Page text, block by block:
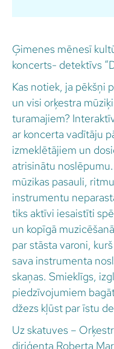
Ģimenes mēnesī
koncerts- detektīvs
Kas notiek, ja pēkšņi
un visi orķestra
turamajiem?
ar koncerta vadītāju
izmeklētājiem un
atrisinātu
mūzikas pasauli,
instrumentu
tiks aktīvi iesaistīti
un kopīgā
par stāsta varoni,
sava instrumenta
skaņas. Smieklīgs,
piedzīvojumiem
džezs kļūst par īstu
Uz skatuves –
diriģenta Roberta